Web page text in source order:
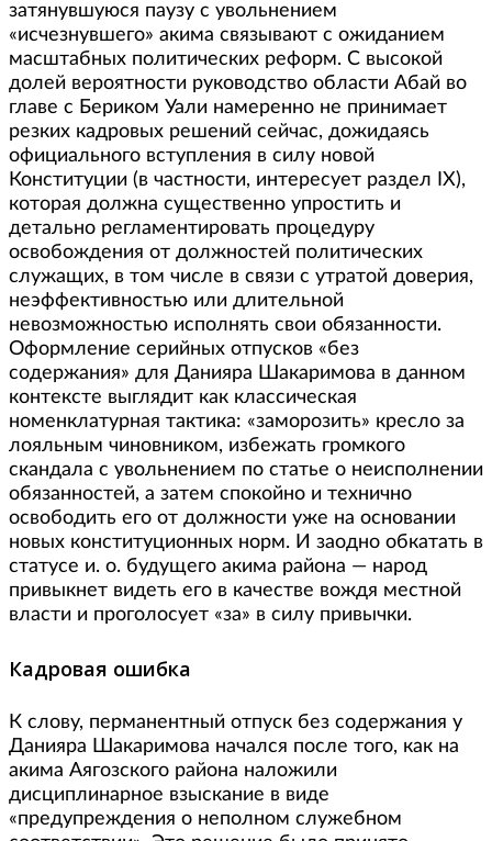
затянувшуюся паузу с увольнением
«исчезнувшего» акима связывают с ожиданием
масштабных политических реформ. С высокой
долей вероятности руководство области Абай во
главе с Бериком Уали намеренно не принимает
резких кадровых решений сейчас, дожидаясь
официального вступления в силу новой
Конституции (в частности, интересует раздел IX),
которая должна существенно упростить и
детально регламентировать процедуру
освобождения от должностей политических
служащих, в том числе в связи с утратой доверия,
неэффективностью или длительной
невозможностью исполнять свои обязанности.
Оформление серийных отпусков «без
содержания» для Данияра Шакаримова в данном
контексте выглядит как классическая
номенклатурная тактика: «заморозить» кресло за
лояльным чиновником, избежать громкого
скандала с увольнением по статье о неисполнении
обязанностей, а затем спокойно и технично
освободить его от должности уже на основании
новых конституционных норм. И заодно обкатать в
статусе и. о. будущего акима района — народ
привыкнет видеть его в качестве вождя местной
власти и проголосует «за» в силу привычки.
Кадровая ошибка
К слову, перманентный отпуск без содержания у
Данияра Шакаримова начался после того, как на
акима Аягозского района наложили
дисциплинарное взыскание в виде
«предупреждения о неполном служебном